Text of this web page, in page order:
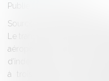
Publié le :
Source :
Le transporteur aérien qui
aéroport que celui
d’indemniser le passager,
à trois heures et de